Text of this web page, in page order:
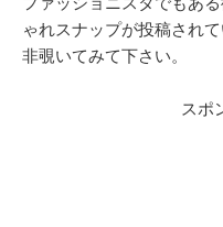
ゃれスナップが投稿され
非覗いてみて下さい。
スポ